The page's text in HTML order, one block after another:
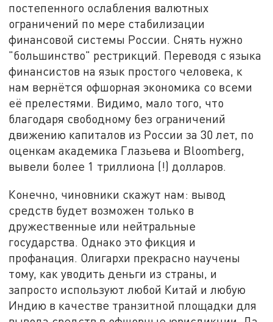
постепенного ослабления валютных
ограничений по мере стабилизации
финансовой системы России. Снять нужно
"большинство" рестрикций. Переводя с языка
финансистов на язык простого человека, к
нам вернётся офшорная экономика со всеми
её прелестями. Видимо, мало того, что
благодаря свободному без ограничений
движению капиталов из России за 30 лет, по
оценкам академика Глазьева и Bloomberg,
вывели более 1 триллиона (!) долларов.
Конечно, чиновники скажут нам: вывод
средств будет возможен только в
дружественные или нейтральные
государства. Однако это фикция и
профанация. Олигархи прекрасно научены
тому, как уводить деньги из страны, и
запросто используют любой Китай и любую
Индию в качестве транзитной площадки для